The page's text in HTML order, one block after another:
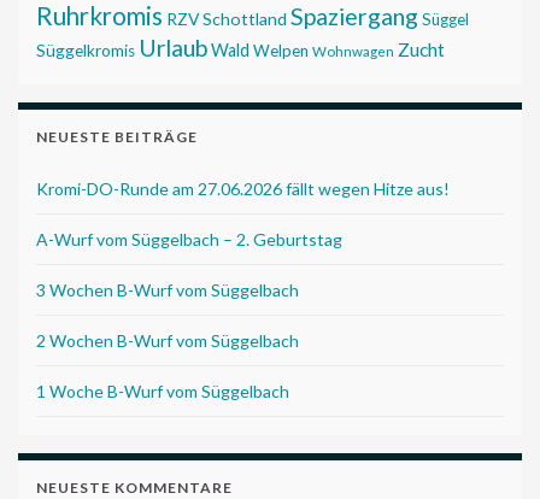
Ruhrkromis RZVSchottland Spaziergang Süggel
Süggelkromis UrlaubWald Welpen Wohnwagen Zucht
NEUESTE BEITRÄGE
Kromi-DO-Runde am 27.06.2026 fällt wegen Hitze aus!
A-Wurf vom Süggelbach – 2. Geburtstag
3 Wochen B-Wurf vom Süggelbach
2 Wochen B-Wurf vom Süggelbach
1 Woche B-Wurf vom Süggelbach
NEUESTE KOMMENTARE